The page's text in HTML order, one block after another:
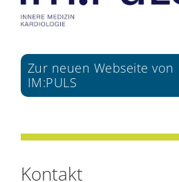
Zur neuen Webseite von
IM:PULS
Kontakt